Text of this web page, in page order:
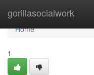
gorillasocialwork
Home
Home
1